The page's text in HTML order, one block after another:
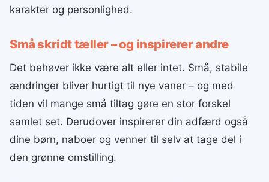
karakter og personlighed.
Små skridt tæller – og inspirerer andre
Det behøver ikke være alt eller intet. Små, stabile
ændringer bliver hurtigt til nye vaner – og med
tiden vil mange små tiltag gøre en stor forskel
samlet set. Derudover inspirerer din adfærd også
dine børn, naboer og venner til selv at tage del i
den grønne omstilling.